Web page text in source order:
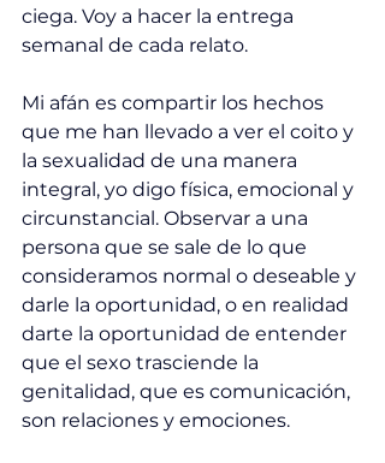
ciega. Voy a hacer la entrega
semanal de cada relato.
Mi afán es compartir los hechos
que me han llevado a ver el coito y
la sexualidad de una manera
integral, yo digo física, emocional y
circunstancial. Observar a una
persona que se sale de lo que
consideramos normal o deseable y
darle la oportunidad, o en realidad
darte la oportunidad de entender
que el sexo trasciende la
genitalidad, que es comunicación,
son relaciones y emociones.